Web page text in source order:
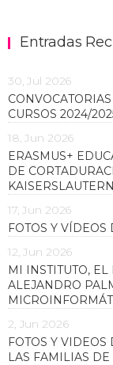
Entradas
30, Jul 2026
CURSOS 2024/
18, Jun 2026
ERASMUS+
DE
17, Jun 2026
FOTOS Y
12, Jun 2026
MI INSTITUTO,
ALEJANDRO
2, Jun 2026
FOTOS Y
LAS FAMILIAS